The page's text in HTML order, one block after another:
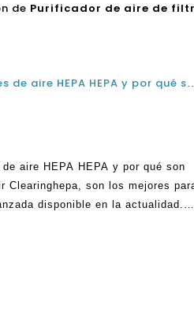
de Purificador de aire de
Entendiendo los verdaderos purificadores de aire HEPA
aire HEPA HEPA y por qué son
Clearinghepa, son los mejores
disponible en la actualidad.
Hepa fi